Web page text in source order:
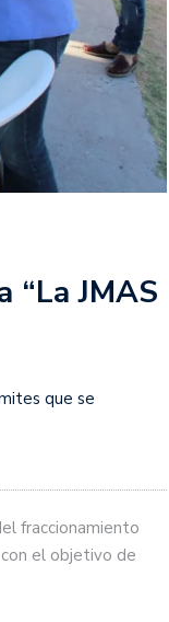
“La JMAS
que se
fraccionamiento
el objetivo de